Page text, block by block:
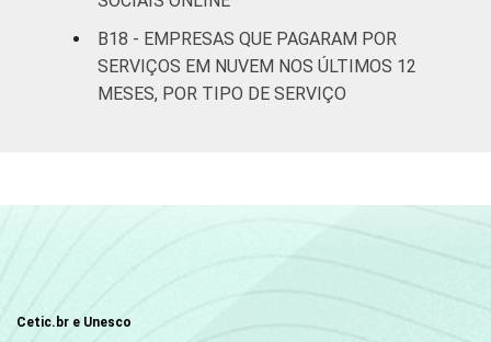
B18 - EMPRESAS QUE PAGARAM POR
SERVIÇOS EM NUVEM NOS ÚLTIMOS 12
MESES, POR TIPO DE SERVIÇO
Cetic.br e Unesco